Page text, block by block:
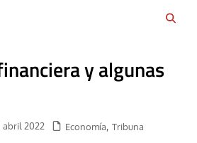
y algunas
abril 2022 Economía, Tribuna